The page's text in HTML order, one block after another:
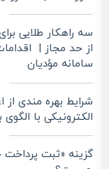
سه راهکار طلایی
از حد مجاز |
سامانه مؤدیان
شرایط بهره مندی
الکترونیکی با
گزینه «ثبت پرداخت